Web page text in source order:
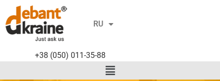
RU
EN
+38 (050) 011-35-88